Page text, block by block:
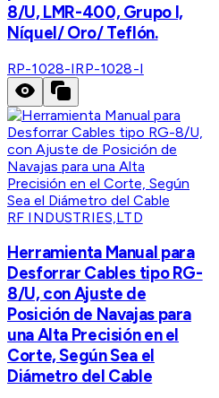
8/U, LMR-400, Grupo I,
Níquel/ Oro/ Teflón.
RP-1028-IRP-1028-I
RF INDUSTRIES,LTD
Herramienta Manual para
Desforrar Cables tipo RG-
8/U, con Ajuste de
Posición de Navajas para
una Alta Precisión en el
Corte, Según Sea el
Diámetro del Cable